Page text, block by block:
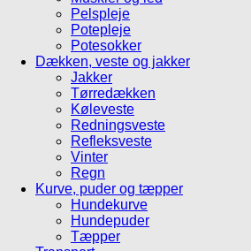
Pelspleje
Potepleje
Potesokker
Dækken, veste og jakker
Jakker
Tørredækken
Køleveste
Redningsveste
Refleksveste
Vinter
Regn
Kurve, puder og tæpper
Hundekurve
Hundepuder
Tæpper